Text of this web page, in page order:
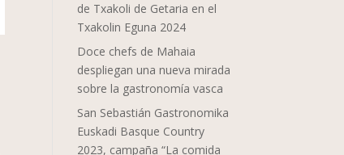
de Txakoli de Getaria en el
Txakolin Eguna 2024
Doce chefs de Mahaia
despliegan una nueva mirada
sobre la gastronomía vasca
San Sebastián Gastronomika
Euskadi Basque Country
2023, campaña “La comida